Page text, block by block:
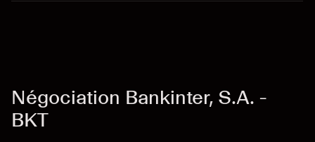
Négociation Bankinter, S.A. -
BKT